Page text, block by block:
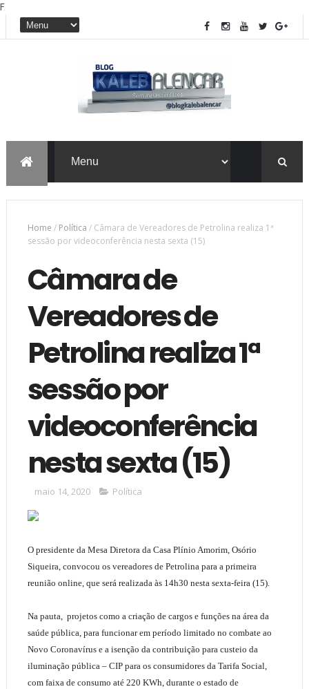
F
Home / Política / Câmara de Vereadores de Petrolina realiza 1ª
sessão por videoconferência nesta sexta (15)
Câmara de
Vereadores de
Petrolina realiza 1ª
sessão por
videoconferência
nesta sexta (15)
maio 14, 2020 Política
O presidente da Mesa Diretora da Casa Plínio Amorim, Osório
Siqueira, convocou os vereadores de Petrolina para a primeira
reunião online, que será realizada às 14h30 nesta sexta-feira (15).
Na pauta, projetos como a criação de cargos e funções na área da
saúde pública, para funcionar em período limitado no combate ao
Novo Coronavírus e a isenção da contribuição para custeio da
iluminação pública – CIP para os consumidores da Tarifa Social,
com faixa de consumo até 220 KWh, durante o estado de